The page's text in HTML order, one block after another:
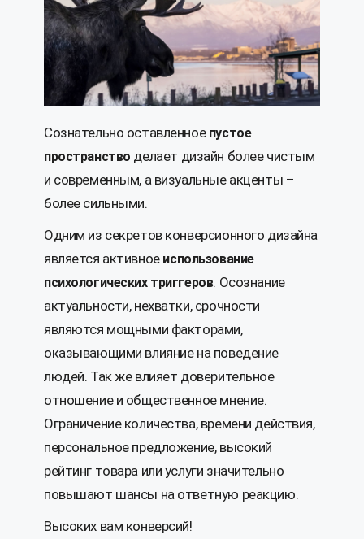
Сознательно оставленное пустое
пространство делает дизайн более чистым
и современным, а визуальные акценты –
более сильными.
Одним из секретов конверсионного дизайна
является активное использование
психологических триггеров. Осознание
актуальности, нехватки, срочности
являются мощными факторами,
оказывающими влияние на поведение
людей. Так же влияет доверительное
отношение и общественное мнение.
Ограничение количества, времени действия,
персональное предложение, высокий
рейтинг товара или услуги значительно
повышают шансы на ответную реакцию.
Высоких вам конверсий!